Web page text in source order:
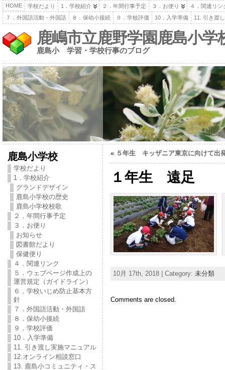
HOME 学校だより 1．学校紹介 ２．年間行事予定 ３．お便り
４．関連リン
７．外国語活動・外国語
８．保幼小接続 ９．学校評価 10．入学準備 11. 引き渡
鹿嶋市立鹿野学園鹿島小学
鹿島小 学習・学校行事のブログ
鹿島小学校
学校だより
1．学校紹介
グランドデザイン
鹿島小学校の歴史
鹿島小学校校歌
２．年間行事予定
３．お便り
お知らせ
図書館だより
保健便り
４．関連リンク
５．ウェブページ作成上の
運営規定（ガイドライン）
６．学校いじめ防止基本方
針
７．外国語活動・外国語
８．保幼小接続
９．学校評価
10．入学準備
11. 引き渡し実施マニュアル
12.オンライン相談窓口
13. 鹿島小コミュニティ・ス
« ５年生 キッザニア東京に向けて出
１年生 遠足
10月 17th, 2018 | Category: 未分類
Comments are closed.